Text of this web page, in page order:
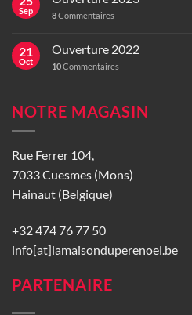
Sep 8Commentaires
21
Oct
Ouverture 2022
10Commentaires
NOTRE MAGASIN
Rue Ferrer 104,
7033 Cuesmes (Mons)
Hainaut (Belgique)
+32 474 76 77 50
info[at]lamaisonduperenoel.be
PARTENAIRE